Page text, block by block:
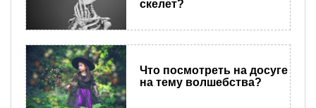
скелет?
Что посмотреть на досуге
на тему волшебства?